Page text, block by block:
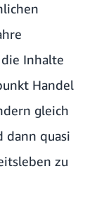
Inhalte
Handel
gleich
dann quasi
zu